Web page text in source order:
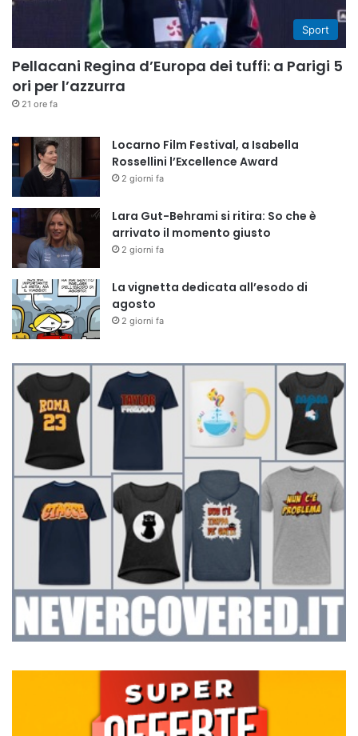
Sport
Pellacani Regina d’Europa dei tuffi: a Parigi 5
ori per l’azzurra
21 ore fa
Locarno Film Festival, a Isabella
Rossellini l’Excellence Award
2 giorni fa
Lara Gut-Behrami si ritira: So che è
arrivato il momento giusto
2 giorni fa
La vignetta dedicata all’esodo di
agosto
2 giorni fa